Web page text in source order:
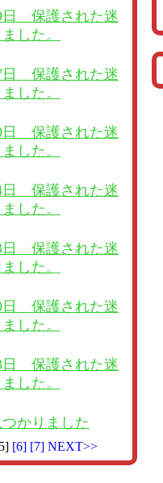
日 保護された迷
した。
日 保護された迷
した。
日 保護された迷
した。
日 保護された迷
した。
日 保護された迷
した。
日 保護された迷
した。
日 保護された迷
した。
かりました
[6] [7] NEXT>>